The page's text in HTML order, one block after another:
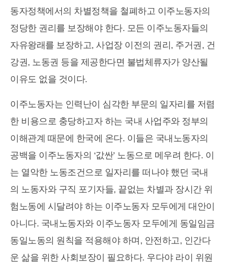
동자정책에서의 차별정책을 철폐하고 이주노동자의
정당한 권리를 보장해야 한다. 모든 이주노동자들의
자유왕래를 보장하고, 사업장 이전의 권리, 주거권, 건
강권, 노동권 등을 제공한다면 불법체류자가 양산될
이유도 없을 것이다.
이주노동자는 인력난이 심각한 부문의 일자리를 저렴
한 비용으로 충당하고자 하는 국내 사업주와 정부의
이해관계 때문에 한국에 온다. 이들은 국내노동자의
공백을 이주노동자의 ‘값싼’ 노동으로 메우려 한다. 이
는 열악한 노동조건으로 일자리를 떠나야 했던 국내
의 노동자와 구직 포기자들, 끝없는 차별과 장시간 위
험노동에 시달려야 하는 이주노동자 모두에게 대안이
아니다. 국내노동자와 이주노동자 모두에게 동일임금
동일노동의 원칙을 적용해야 하며, 안전하고, 인간다
운 삶을 위한 사회보장이 필요하다. 우다야 라이 위원